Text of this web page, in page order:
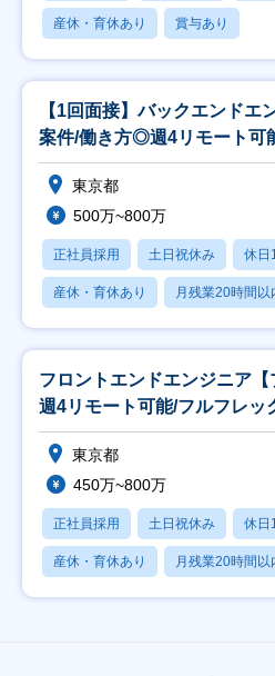
産休・育休あり 賞与あり
【1回面接】バックエンドエ
案件/働き方◎週4リモート可
東京都
500万~800万
正社員採用 土日祝休み 休日
産休・育休あり 月残業20時間以
フロントエンドエンジニア
週4リモート可能/フルフレッ
東京都
450万~800万
正社員採用 土日祝休み 休日
産休・育休あり 月残業20時間以